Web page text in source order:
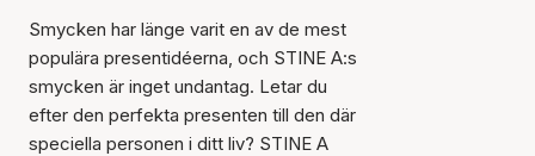
Smycken har länge varit en av de mest
populära presentidéerna, och STINE A:s
smycken är inget undantag. Letar du
efter den perfekta presenten till den där
speciella personen i ditt liv? STINE A